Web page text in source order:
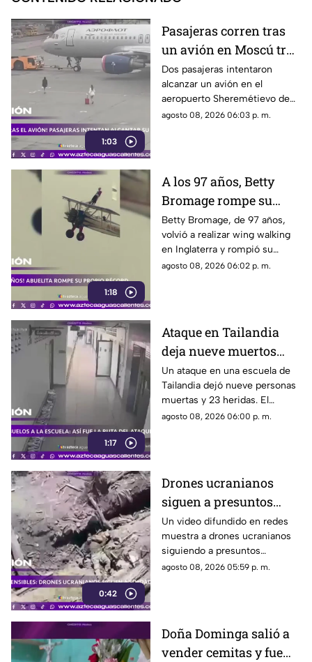
1:03
Pasajeras corren tras
un avión en Moscú tras
llegar tarde a su vuelo
Dos pasajeras intentaron
alcanzar un avión en el
aeropuerto Sheremétievo de
Moscú tras llegar tarde a su
agosto 08, 2026 06:03 p. m.
1:18
A los 97 años, Betty
Bromage rompe su
propio récord Guinness
en las alturas
Betty Bromage, de 97 años,
volvió a realizar wing walking
en Inglaterra y rompió su
propio récord Guinness tras
agosto 08, 2026 06:02 p. m.
1:17
Ataque en Tailandia
deja nueve muertos
tras agresión en una
escuela
Un ataque en una escuela de
Tailandia dejó nueve personas
muertas y 23 heridas. El
presunto agresor, de 14 años,
agosto 08, 2026 06:00 p. m.
0:42
Drones ucranianos
siguen a presuntos
soldados rusos durante
varias horas
Un video difundido en redes
muestra a drones ucranianos
siguiendo a presuntos
soldados rusos antes de un
agosto 08, 2026 05:59 p. m.
Doña Dominga salió a
vender cemitas y fue